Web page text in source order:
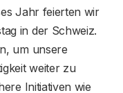
Jahr feierten wir
in der Schweiz.
um unsere
weiter zu
Initiativen wie